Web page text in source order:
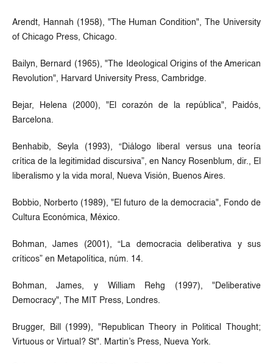
Arendt, Hannah (1958), "The Human Condition", The University
of Chicago Press, Chicago.
Bailyn, Bernard (1965), "The Ideological Origins of the American
Revolution", Harvard University Press, Cambridge.
Bejar, Helena (2000), "El corazón de la república", Paidós,
Barcelona.
Benhabib, Seyla (1993), “Diálogo liberal versus una teoría
crítica de la legitimidad discursiva”, en Nancy Rosenblum, dir., El
liberalismo y la vida moral, Nueva Visión, Buenos Aires.
Bobbio, Norberto (1989), "El futuro de la democracia", Fondo de
Cultura Económica, México.
Bohman, James (2001), “La democracia deliberativa y sus
críticos” en Metapolítica, núm. 14.
Bohman, James, y William Rehg (1997), "Deliberative
Democracy", The MIT Press, Londres.
Brugger, Bill (1999), "Republican Theory in Political Thought;
Virtuous or Virtual? St". Martin’s Press, Nueva York.